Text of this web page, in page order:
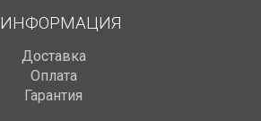
ИНФОРМАЦИЯ
Доставка
Оплата
Гарантия